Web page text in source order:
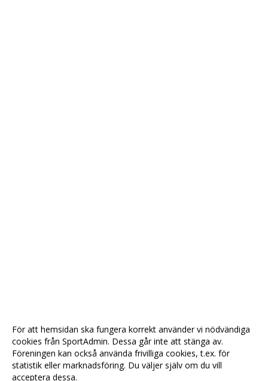
För att hemsidan ska fungera korrekt använder vi nödvändiga
cookies från SportAdmin. Dessa går inte att stänga av.
Föreningen kan också använda frivilliga cookies, t.ex. för
statistik eller marknadsföring. Du väljer själv om du vill
acceptera dessa.